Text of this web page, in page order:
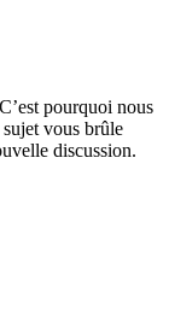
pourquoi nous
vous brûle
discussion.